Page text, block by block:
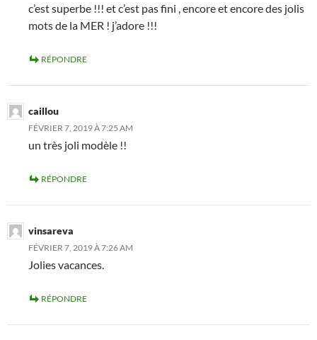
c’est superbe !!! et c’est pas fini , encore et encore des jolis
mots de la MER ! j’adore !!!
RÉPONDRE
caillou
FÉVRIER 7, 2019 À 7:25 AM
un très joli modèle !!
RÉPONDRE
vinsareva
FÉVRIER 7, 2019 À 7:26 AM
Jolies vacances.
RÉPONDRE